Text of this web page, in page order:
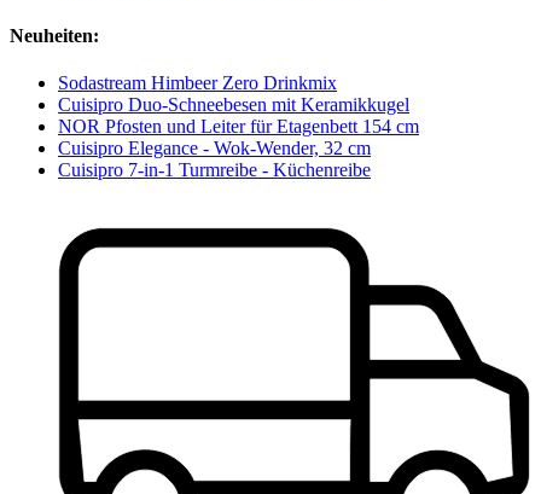
Neuheiten:
Sodastream Himbeer Zero Drinkmix
Cuisipro Duo-Schneebesen mit Keramikkugel
NOR Pfosten und Leiter für Etagenbett 154 cm
Cuisipro Elegance - Wok-Wender, 32 cm
Cuisipro 7-in-1 Turmreibe - Küchenreibe